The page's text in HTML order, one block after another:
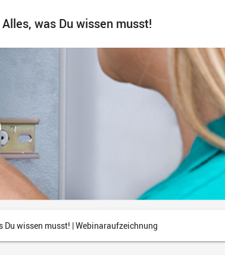
was Du wissen musst!
wissen musst! | Webinaraufzeichnung